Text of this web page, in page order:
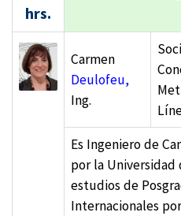
hrs.
Carmen
Deulofeu,
Ing.
Es Ingeniero de
por la Universidad
estudios de
Internacionales